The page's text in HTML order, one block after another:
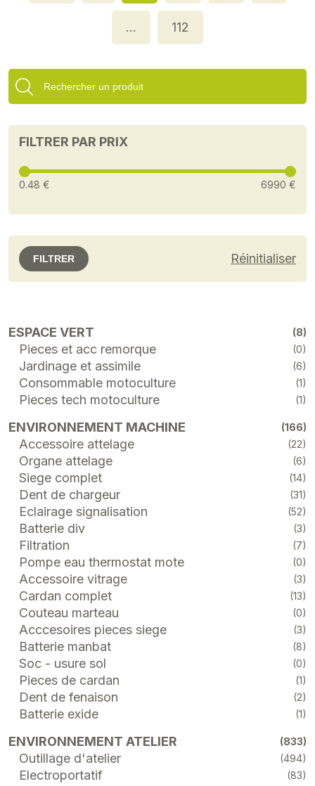
FILTRER PAR PRIX
0.48 € 6990 €
FILTRER Réinitialiser
ESPACE VERT (8)
Pieces et acc remorque (0)
Jardinage et assimile (6)
Consommable motoculture (1)
Pieces tech motoculture (1)
ENVIRONNEMENT MACHINE (166)
Accessoire attelage (22)
Organe attelage (6)
Siege complet (14)
Dent de chargeur (31)
Eclairage signalisation (52)
Batterie div (3)
Filtration (7)
Pompe eau thermostat mote (0)
Accessoire vitrage (3)
Cardan complet (13)
Couteau marteau (0)
Acccesoires pieces siege (3)
Batterie manbat (8)
Soc - usure sol (0)
Pieces de cardan (1)
Dent de fenaison (2)
Batterie exide (1)
ENVIRONNEMENT ATELIER (833)
Outillage d'atelier (494)
Electroportatif (83)
… 112